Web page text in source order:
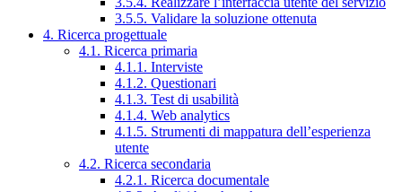
3.5.5. Validare la soluzione ottenuta
4. Ricerca progettuale
4.1. Ricerca primaria
4.1.1. Interviste
4.1.2. Questionari
4.1.3. Test di usabilità
4.1.4. Web analytics
4.1.5. Strumenti di mappatura dell’esperienza
utente
4.2. Ricerca secondaria
4.2.1. Ricerca documentale